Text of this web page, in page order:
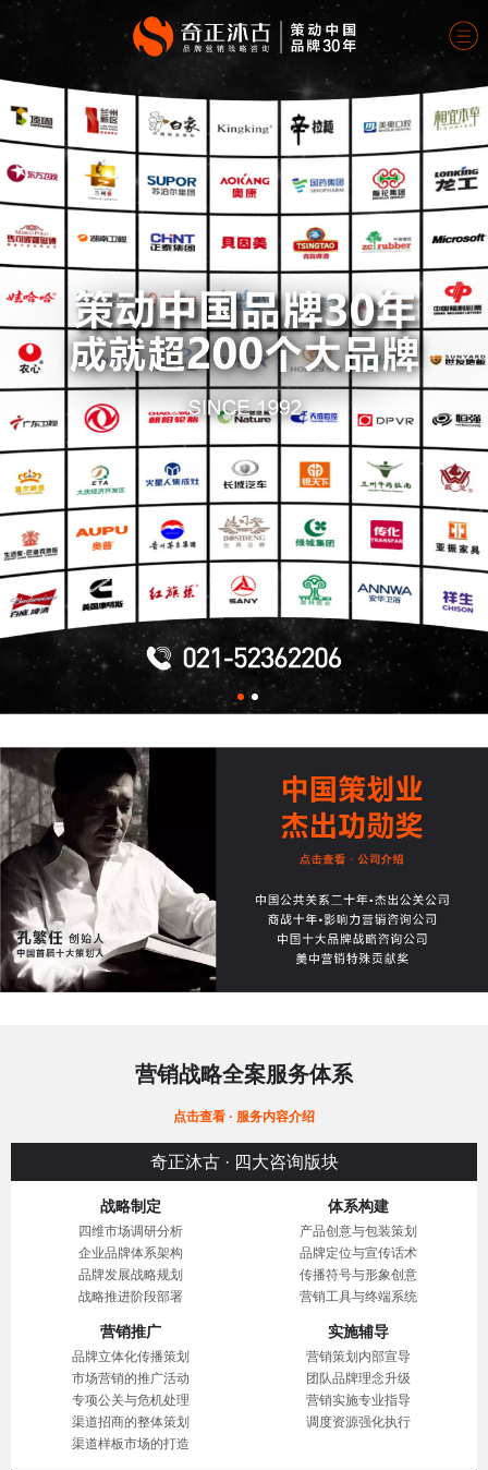
营销战略全案服务体系
点击查看 · 服务内容介绍
奇正沐古 · 四大咨询版块
战略制定
四维市场调研分析
企业品牌体系架构
品牌发展战略规划
战略推进阶段部署
体系构建
产品创意与包装策划
品牌定位与宣传话术
传播符号与形象创意
营销工具与终端系统
营销推广
品牌立体化传播策划
市场营销的推广活动
专项公关与危机处理
渠道招商的整体策划
渠道样板市场的打造
实施辅导
营销策划内部宣导
团队品牌理念升级
营销实施专业指导
调度资源强化执行